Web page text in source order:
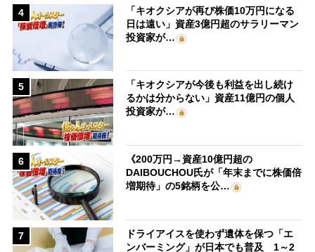
4
「キオクシアが再び株価10万円になる
日は遠い」資産3億円超のサラリーマン
投資家が…
5
「キオクシアが今後も利益を出し続け
るかは分からない」資産11億円の個人
投資家が…
6
《200万円→資産10億円超の
DAIBOUCHOU氏が「年末までに株価倍
増期待」の5銘柄を公…
7
ドライアイスを使わず遺体を保つ「エ
ンバーミング」が日本でも普及 1～2